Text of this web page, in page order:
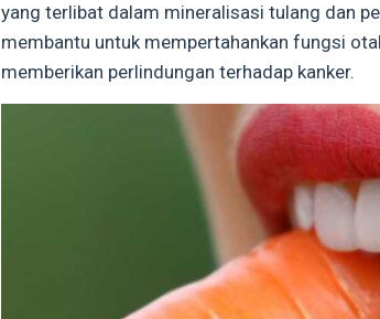
yang terlibat dalam mineralisasi tulang dan
membantu untuk mempertahankan fungsi
memberikan perlindungan terhadap kanker.